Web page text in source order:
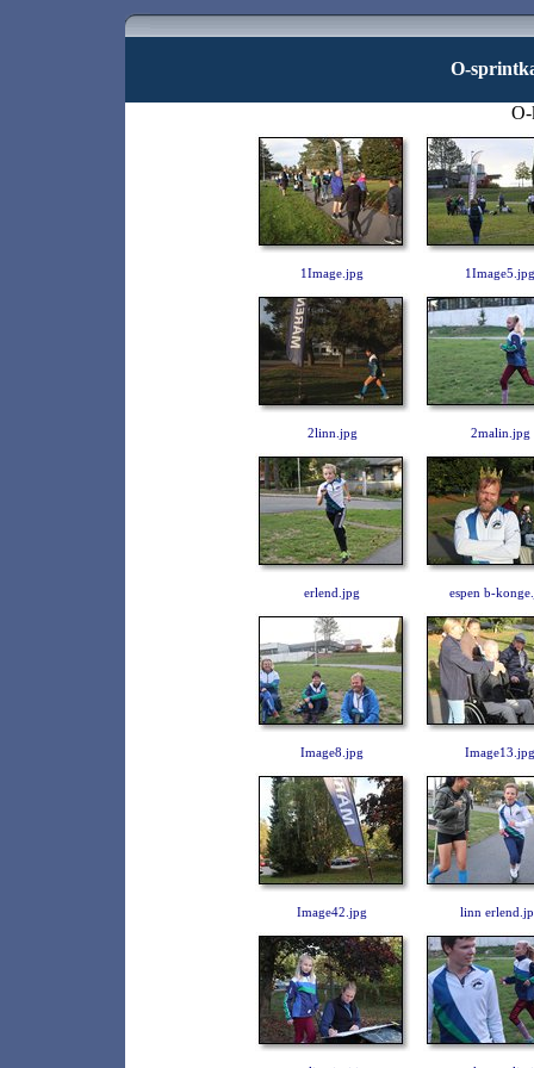
O-
O-
1Image.jpg 1Image5.jpg
2linn.jpg 2malin.jpg
erlend.jpg espen b-
Image8.jpg Image13.jpg
Image42.jpg linn